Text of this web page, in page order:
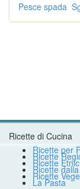
Pesce spada
Ricette di Cucina
Ricette per
Ricette
Ricette
Ricette
Ricette
La Pasta